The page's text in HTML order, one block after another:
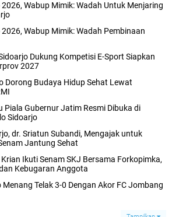
Wabup Mimik: Wadah Untuk Menjaring
Wabup Mimik: Wadah Pembinaan
Dukung Kompetisi E-Sport Siapkan
2027
Dorong Budaya Hidup Sehat Lewat
Piala Gubernur Jatim Resmi Dibuka di
Sidoarjo
dr. Sriatun Subandi, Mengajak untuk
Jantung Sehat
Ikuti Senam SKJ Bersama Forkopimka,
Kebugaran Anggota
Menang Telak 3-0 Dengan Akor FC Jombang